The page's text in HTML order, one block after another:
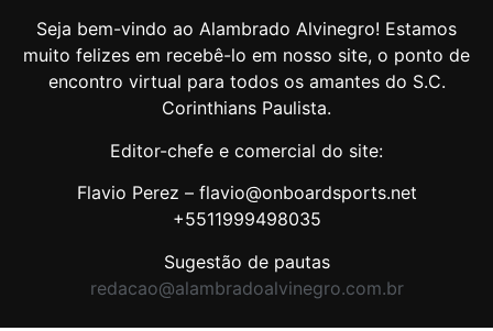
Seja bem-vindo ao Alambrado Alvinegro! Estamos
muito felizes em recebê-lo em nosso site, o ponto de
encontro virtual para todos os amantes do S.C.
Corinthians Paulista.
Editor-chefe e comercial do site:
Flavio Perez – flavio@onboardsports.net
+5511999498035
Sugestão de pautas
redacao@alambradoalvinegro.com.br